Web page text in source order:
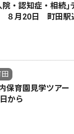
院・認知症・相続｣
８月20日 町田駅
田
保育園見学ツア
から